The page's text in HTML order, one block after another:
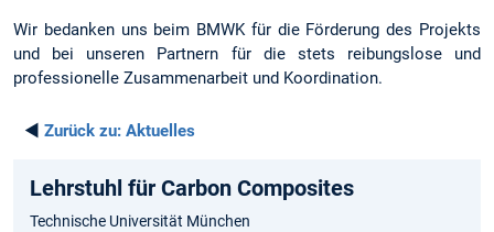
Wir bedanken uns beim BMWK für die Förderung des Projekts
und bei unseren Partnern für die stets reibungslose und
professionelle Zusammenarbeit und Koordination.
◄ Zurück zu: Aktuelles
Lehrstuhl für Carbon Composites
Technische Universität München